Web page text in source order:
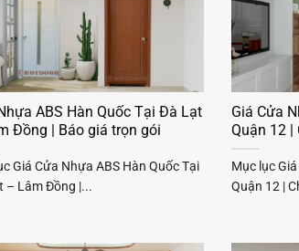
ABS Hàn Quốc Tại Đà Lạt
Đồng | Báo giá trọn gói
Giá Cửa Nhựa ABS Hàn Quốc Tại
– Lâm Đồng |...
Giá Cửa
Quận 12 |
Mục lục
Quận 12 |